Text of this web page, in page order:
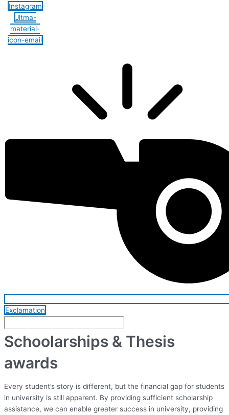
Instagram
Jltma-
material-
icon-email
Exclamation
Schoolarships & Thesis
awards
Every student’s story is different, but the financial gap for students
in university is still apparent. By providing sufficient scholarship
assistance, we can enable greater success in university, providing